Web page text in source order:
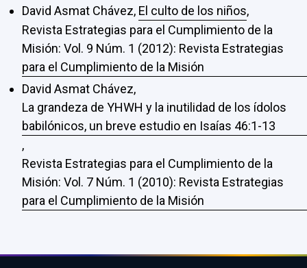
David Asmat Chávez, El culto de los niños,
Revista Estrategias para el Cumplimiento de la
Misión: Vol. 9 Núm. 1 (2012): Revista Estrategias
para el Cumplimiento de la Misión
David Asmat Chávez,
La grandeza de YHWH y la inutilidad de los ídolos
babilónicos, un breve estudio en Isaías 46:1-13
,
Revista Estrategias para el Cumplimiento de la
Misión: Vol. 7 Núm. 1 (2010): Revista Estrategias
para el Cumplimiento de la Misión